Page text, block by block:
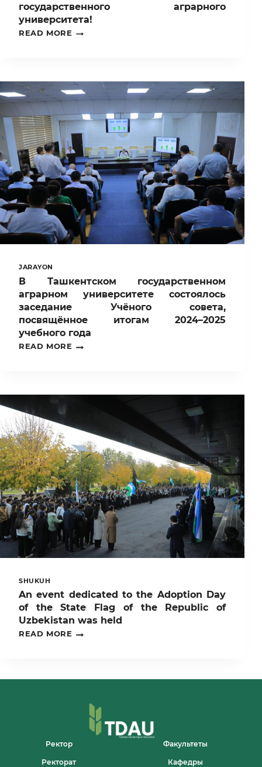
государственного аграрного
университета!
READ MORE
ВНИМАНИЮ
ТАШКЕНТСКОГО
ГОСУДАРСТВЕННОГО
АГРАРНОГО
УНИВЕРСИТЕТА!
JARAYON
В Ташкентском государственном
аграрном университете состоялось
заседание Учёного совета,
посвящённое итогам 2024–2025
учебного года
READ MORE
В
СОСТОЯЛОСЬ
ЗАСЕДАНИЕ
УЧЁНОГО
СОВЕТА,
ПОСВЯЩЁННОЕ
ИТОГАМ
2024–
2025
УЧЕБНОГО
ГОДА
SHUKUH
An event dedicated to the Adoption Day
of the State Flag of the Republic of
Uzbekistan was held
READ MORE
AN
REPUBLIC
Ректор Факультеты
Ректорат Кафедры